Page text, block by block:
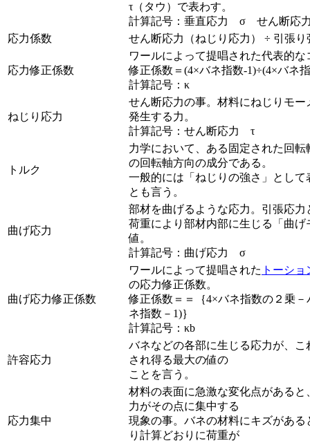
τ（タウ）で表わす。
計算記号：垂直応力 σ せん断応
応力係数
せん断応力（ねじり応力） ÷ 引張り
応力修正係数
ワールによって提唱された代表的
修正係数＝(4×バネ指数-1)÷(4×バネ
計算記号：κ
ねじり応力
せん断応力の事。材料にねじりモ
発生する力。
計算記号：せん断応力 τ
トルク
力学において、ある固定された回
の回転軸方向の成分である。
一般的には「ねじりの強さ」とし
とも言う。
曲げ応力
部材を曲げるような応力。引張応
荷重により部材内部に生じる「曲
値。
計算記号：曲げ応力 σ
曲げ応力修正係数
ワールによって提唱された トーシ
の応力修正係数。
修正係数＝＝｛4×バネ指数の２乗
ネ指数－1)｝
計算記号：κb
許容応力
バネなどの各部に生じる応力が、
され得る最大の値の
ことを言う。
応力集中
材料の表面に急激な変化点がある
力がその点に集中する
現象の事。バネの材料にキズがあ
り計算どおりに荷重が